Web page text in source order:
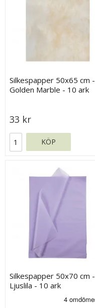
Silkespapper 50x65 cm -
Golden Marble - 10 ark
33 kr
KÖP
Silkespapper 50x70 cm -
Ljuslila - 10 ark